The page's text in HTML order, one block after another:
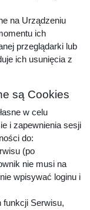
na Urządzeniu
ich
przeglądarki lub
ich usunięcia z
są Cookies
w celu
i zapewnienia sesji
do:
(po
nie musi na
wpisywać loginu i
funkcji Serwisu,